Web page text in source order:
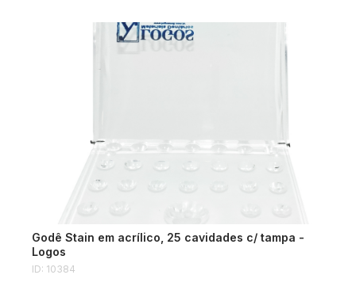
Godê Stain em acrílico, 25 cavidades c/ tampa -
Logos
ID: 10384